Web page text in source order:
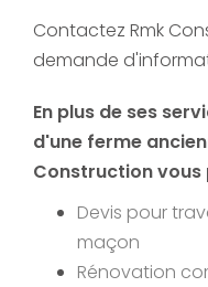
Contactez Rmk
demande
En plus de ses
d'une ferme
Construction vous
Devis pour
maçon
Rénovation